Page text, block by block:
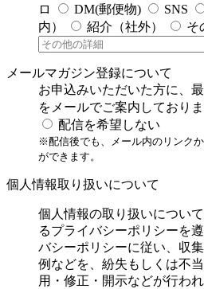
ロ
DM(郵便物) SNS
内）
紹介（社外） そ
メールマガジン登録について
お申込みいただいた方に、
をメールでご案内しておりま
配信を希望しない
※配信後でも、メール内のリンク
ができます。
個人情報取り扱いについて
個人情報の取り扱いについ
るプライバシーポリシーを
バシーポリシーに従い、収
例などを、紛失もしくは不
用・修正・開示などが行わ